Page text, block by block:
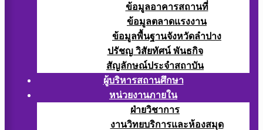
ข้อมูลอาคารสถานที่
ข้อมูลตลาดแรงงาน
ข้อมูลพื้นฐานจังหวัดลำปาง
ปรัชญ วิสัยทัศน์ พันธกิจ
สัญลักษณ์ประจำสถาบัน
ผู้บริหารสถานศึกษา
หน่วยงานภายใน
ฝ่ายวิชาการ
งานวิทยบริการและห้องสมุด